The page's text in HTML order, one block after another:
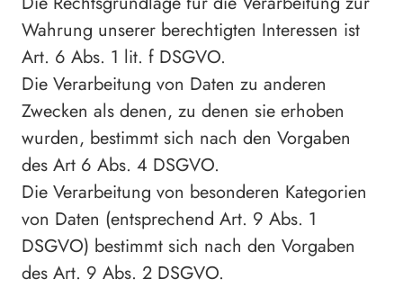
Wahrung unserer berechtigten Interessen ist
Art. 6 Abs. 1 lit. f DSGVO.
Die Verarbeitung von Daten zu anderen
Zwecken als denen, zu denen sie erhoben
wurden, bestimmt sich nach den Vorgaben
des Art 6 Abs. 4 DSGVO.
Die Verarbeitung von besonderen Kategorien
von Daten (entsprechend Art. 9 Abs. 1
DSGVO) bestimmt sich nach den Vorgaben
des Art. 9 Abs. 2 DSGVO.